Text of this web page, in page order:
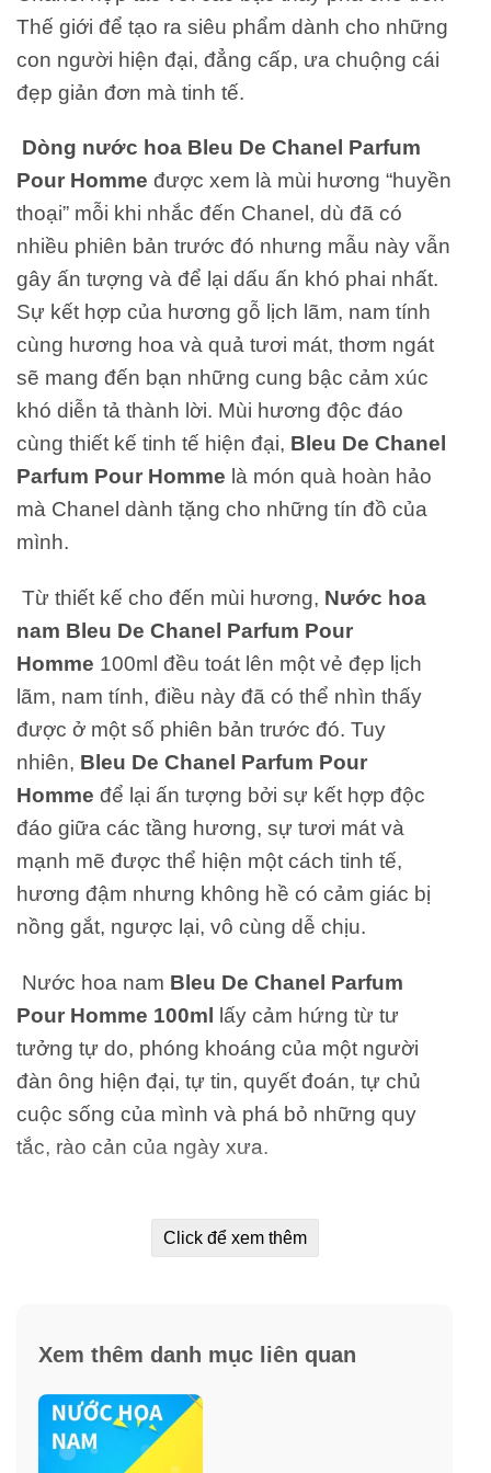
Thế giới để tạo ra siêu phẩm dành cho những
con người hiện đại, đẳng cấp, ưa chuộng cái
đẹp giản đơn mà tinh tế.
Dòng nước hoa Bleu De Chanel Parfum
Pour Homme được xem là mùi hương “huyền
thoại” mỗi khi nhắc đến Chanel, dù đã có
nhiều phiên bản trước đó nhưng mẫu này vẫn
gây ấn tượng và để lại dấu ấn khó phai nhất.
Sự kết hợp của hương gỗ lịch lãm, nam tính
cùng hương hoa và quả tươi mát, thơm ngát
sẽ mang đến bạn những cung bậc cảm xúc
khó diễn tả thành lời. Mùi hương độc đáo
cùng thiết kế tinh tế hiện đại, Bleu De Chanel
Parfum Pour Homme là món quà hoàn hảo
mà Chanel dành tặng cho những tín đồ của
mình.
Từ thiết kế cho đến mùi hương, Nước hoa
nam Bleu De Chanel Parfum Pour
Homme 100ml đều toát lên một vẻ đẹp lịch
lãm, nam tính, điều này đã có thể nhìn thấy
được ở một số phiên bản trước đó. Tuy
nhiên, Bleu De Chanel Parfum Pour
Homme để lại ấn tượng bởi sự kết hợp độc
đáo giữa các tầng hương, sự tươi mát và
mạnh mẽ được thể hiện một cách tinh tế,
hương đậm nhưng không hề có cảm giác bị
nồng gắt, ngược lại, vô cùng dễ chịu.
Nước hoa nam Bleu De Chanel Parfum
Pour Homme 100ml
lấy cảm hứng từ tư
tưởng tự do, phóng khoáng của một người
đàn ông hiện đại, tự tin, quyết đoán, tự chủ
cuộc sống của mình và phá bỏ những quy
tắc, rào cản của ngày xưa.
danh Jacques Polge.• Tầng hương đầu tươi
dứa, hoa phong lữ nồng nàn đầy lôi cuốn,
vừa hiện đại, vừa lịch lãm của quý ông trưởng
thành.
Click để xem thêm
Xem thêm danh mục liên quan